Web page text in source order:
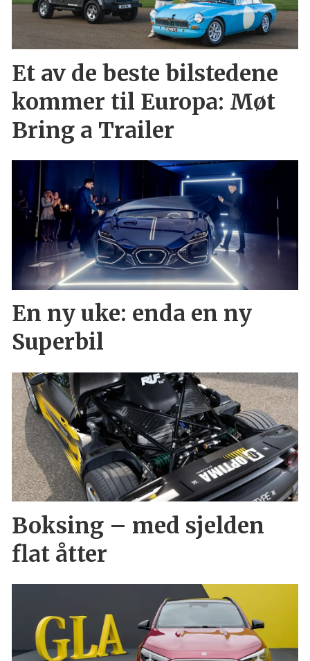
Et av de beste bilstedene
kommer til Europa: Møt
Bring a Trailer
En ny uke: enda en ny
Superbil
Boksing – med sjelden
flat åtter